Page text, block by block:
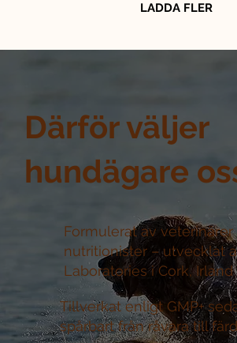
Därför väljer
hundägare
Formulerat av veterinärer
nutritionister –utvecklat
Laboratories i Cork, Irland
Tillverkat enligt GMP+
spårbart från råvara till
LADDA FLER